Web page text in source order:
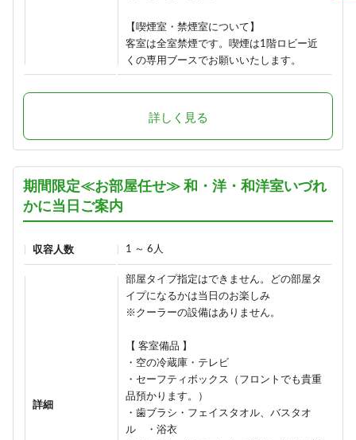
【喫煙室・禁煙室について】
客室は全室禁煙です。喫煙は1階ロビー近
くの専用ブースでお願いいたします。
詳しく見る
期間限定≪お部屋任せ≫ 和・洋・和洋室いづれ
かに当日ご案内
収容人数 1 ～ 6人
詳細
部屋タイプ指定はできません。どの部屋タ
イプになるかは当日のお楽しみ
※クーラーの設備はありません。
【 客室備品 】
・空の冷蔵庫・テレビ
・セーフティボックス（フロントでも貴重
品預かります。）
・歯ブラシ・フェイスタオル、バスタオ
ル ・浴衣